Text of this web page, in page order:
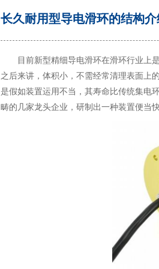
长久耐用型导电滑环的结构介
目前新型精细导电滑环在滑环行业上是
之后来讲，体积小，不需经常清理表面上
是假如装置运用不当，其寿命比传统集电
畴的几家龙头企业，研制出一种装置便当